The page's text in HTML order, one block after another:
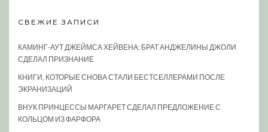
СВЕЖИЕ ЗАПИСИ
КАМИНГ-АУТ ДЖЕЙМСА ХЕЙВЕНА: БРАТ АНДЖЕЛИНЫ ДЖОЛИ
СДЕЛАЛ ПРИЗНАНИЕ
КНИГИ, КОТОРЫЕ СНОВА СТАЛИ БЕСТСЕЛЛЕРАМИ ПОСЛЕ
ЭКРАНИЗАЦИЙ
ВНУК ПРИНЦЕССЫ МАРГАРЕТ СДЕЛАЛ ПРЕДЛОЖЕНИЕ С
КОЛЬЦОМ ИЗ ФАРФОРА